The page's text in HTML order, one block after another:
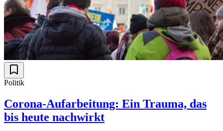
Politik
Corona-Aufarbeitung: Ein Trauma, das
bis heute nachwirkt